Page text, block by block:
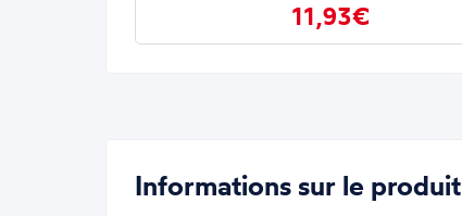
11,93€
Informations sur le produit